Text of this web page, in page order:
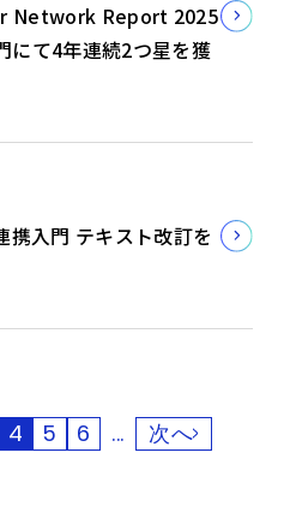
Network Report 2025
にて4年連続2つ星を獲
入門 テキスト改訂を
4 5 6 ... 次へ